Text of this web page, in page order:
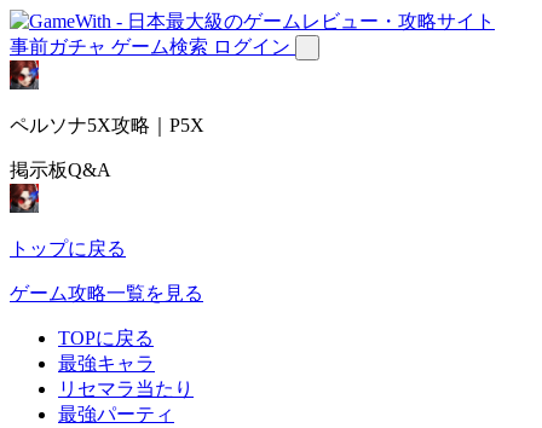
事前ガチャ ゲーム検索 ログイン
ペルソナ5X攻略｜P5X
掲示板Q&A
トップに戻る
ゲーム攻略一覧を見る
TOPに戻る
最強キャラ
リセマラ当たり
最強パーティ